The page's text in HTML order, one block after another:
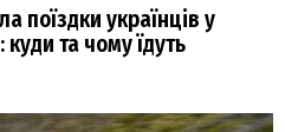
поїздки українців у
та чому їдуть